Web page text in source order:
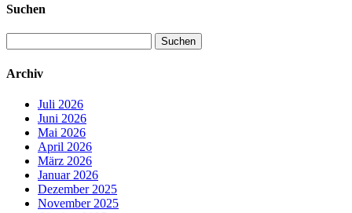
Suchen
nach:
Archiv
Juli 2026
Juni 2026
Mai 2026
April 2026
März 2026
Januar 2026
Dezember 2025
November 2025